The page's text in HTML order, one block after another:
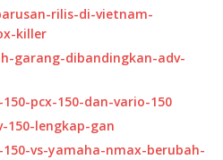
rilis-di-vietnam-
killer
garang-dibandingkan-adv-
pcx-150-dan-vario-150
150-lengkap-gan
vs-yamaha-nmax-berubah-